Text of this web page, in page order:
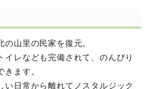
の山里の民家を復元。
イレなども完備されて、のんびり
きます。
い日常から離れてノスタルジック